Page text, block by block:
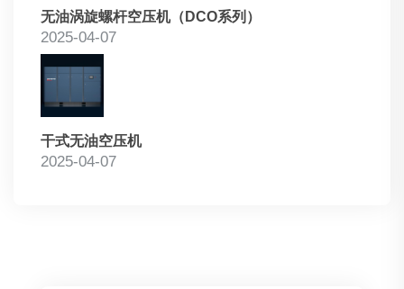
无油涡旋螺杆空压机（DCO系列）
2025-04-07
干式无油空压机
2025-04-07